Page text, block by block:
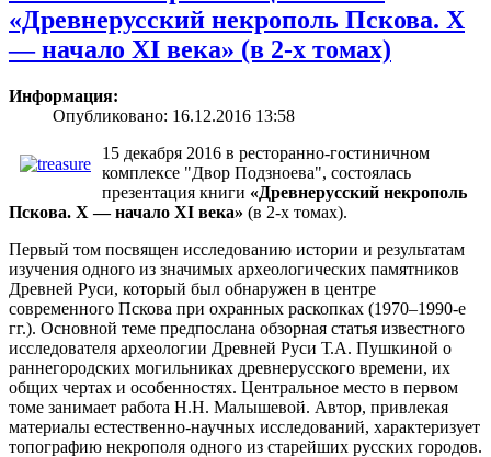
«Древнерусский некрополь Пскова. X
— начало XI века» (в 2-х томах)
Информация:
Опубликовано: 16.12.2016 13:58
15 декабря 2016 в ресторанно-гостиничном
комплексе "Двор Подзноева", состоялась
презентация книги «Древнерусский некрополь
Пскова. X — начало XI века» (в 2-х томах).
Первый том посвящен исследованию истории и результатам
изучения одного из значимых археологических памятников
Древней Руси, который был обнаружен в центре
современного Пскова при охранных раскопках (1970–1990-е
гг.). Основной теме предпослана обзорная статья известного
исследователя археологии Древней Руси Т.А. Пушкиной о
раннегородских могильниках древнерусского времени, их
общих чертах и особенностях. Центральное место в первом
томе занимает работа Н.Н. Малышевой. Автор, привлекая
материалы естественно-научных исследований, характеризует
топографию некрополя одного из старейших русских городов.